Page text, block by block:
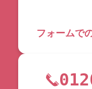
フォームで